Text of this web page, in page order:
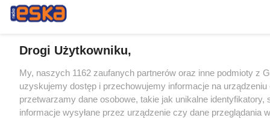
Drogi Użytkowniku,
My, naszych 1162 zaufanych partnerów oraz inne podmioty z
uzyskujemy dostęp i przechowujemy informacje na urządzeniu
przetwarzamy dane osobowe, takie jak unikalne identyfikatory,
informacje wysyłane przez urządzenie czy dane przeglądania